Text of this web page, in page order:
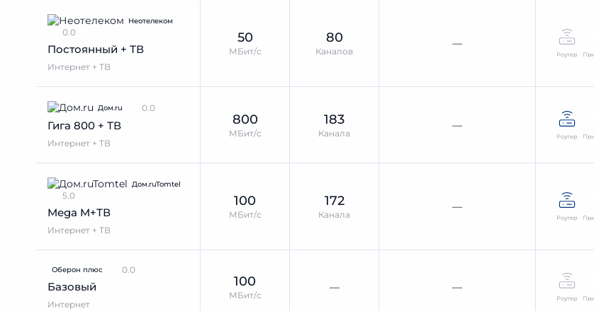
Неотелеком
0.0
Постоянный + ТВ
Интернет + ТВ
50
МБит/с
80
Каналов
—
Роутер
Дом.ru 0.0
Гига 800 + ТВ
Интернет + ТВ
800
МБит/с
183
Канала
—
Роутер
Дом.ruTomtel
5.0
Mega M+ТВ
Интернет + ТВ
100
МБит/с
172
Канала
—
Роутер
Оберон плюс 0.0
Базовый
Интернет
100
МБит/с
— —
Роутер